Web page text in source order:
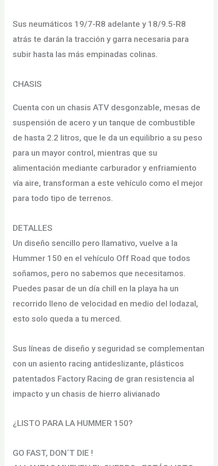
Sus neumáticos 19/7-R8 adelante y 18/9.5-R8
atrás te darán la tracción y garra necesaria para
subir hasta las más empinadas colinas.
CHASIS
Cuenta con un chasis ATV desgonzable, mesas de
suspensión de acero y un tanque de combustible
de hasta 2.2 litros, que le da un equilibrio a su peso
para un mayor control, mientras que su
alimentación mediante carburador y enfriamiento
vía aire, transforman a este vehículo como el mejor
para todo tipo de terrenos.
DETALLES
Un diseño sencillo pero llamativo, vuelve a la
Hummer 150 en el vehículo Off Road que todos
soñamos, pero no sabemos que necesitamos.
Puedes pasar de un día chill en la playa ha un
recorrido lleno de velocidad en medio del lodazal,
esto solo queda a tu merced.
Sus líneas de diseño y seguridad se complementan
con un asiento racing antideslizante, plásticos
patentados Factory Racing de gran resistencia al
impacto y un chasis de hierro alivianado
¿LISTO PARA LA HUMMER 150?
GO FAST, DON´T DIE !